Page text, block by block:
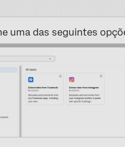
uma das seguintes